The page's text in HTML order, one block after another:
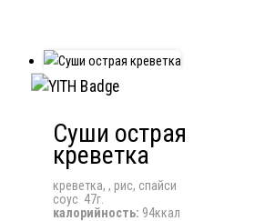
Суши острая
креветка
креветка, , рис, спайси
соус 47г.
калорийность: 94ккал